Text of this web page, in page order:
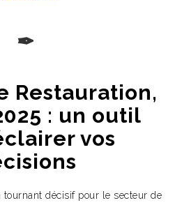
✒
Restauration,
: un outil
vos
tournant décisif pour le secteur de